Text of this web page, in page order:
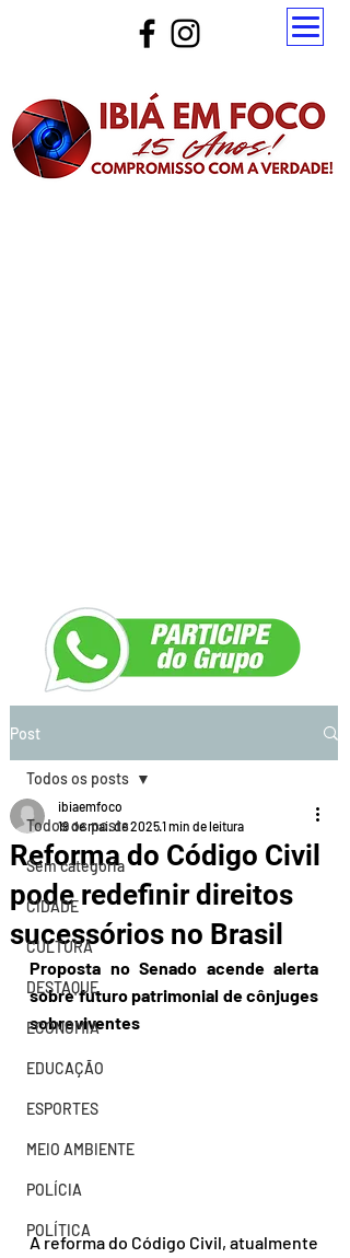
Post
Todos os posts
Sem categoria
CIDADE
CULTURA
DESTAQUE
ECONOMIA
EDUCAÇÃO
ESPORTES
MEIO AMBIENTE
POLÍCIA
POLÍTICA
Todos os posts
Reforma do Código Civil
pode redefinir direitos
sucessórios no Brasil
ibiaemfoco
19 de mai. de 20251 min de leitura
Proposta no Senado acende alerta
sobre futuro patrimonial de cônjuges
sobreviventes
A reforma do Código Civil, atualmente